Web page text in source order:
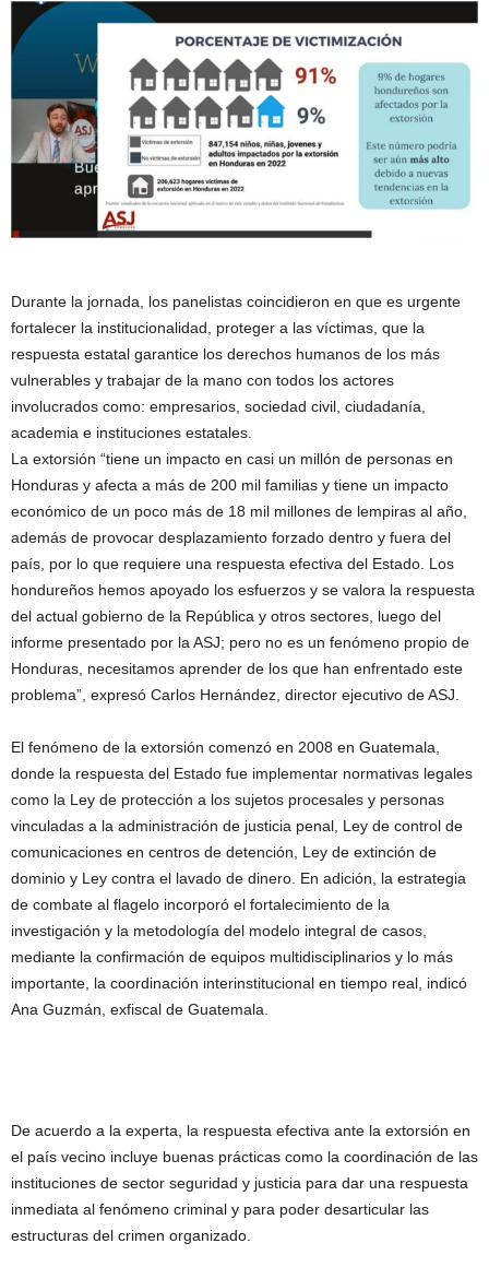
Durante la jornada, los panelistas coincidieron en que es urgente
fortalecer la institucionalidad, proteger a las víctimas, que la
respuesta estatal garantice los derechos humanos de los más
vulnerables y trabajar de la mano con todos los actores
involucrados como: empresarios, sociedad civil, ciudadanía,
academia e instituciones estatales.
La extorsión “tiene un impacto en casi un millón de personas en
Honduras y afecta a más de 200 mil familias y tiene un impacto
económico de un poco más de 18 mil millones de lempiras al año,
además de provocar desplazamiento forzado dentro y fuera del
país, por lo que requiere una respuesta efectiva del Estado. Los
hondureños hemos apoyado los esfuerzos y se valora la respuesta
del actual gobierno de la República y otros sectores, luego del
informe presentado por la ASJ; pero no es un fenómeno propio de
Honduras, necesitamos aprender de los que han enfrentado este
problema”, expresó Carlos Hernández, director ejecutivo de ASJ.
El fenómeno de la extorsión comenzó en 2008 en Guatemala,
donde la respuesta del Estado fue implementar normativas legales
como la Ley de protección a los sujetos procesales y personas
vinculadas a la administración de justicia penal, Ley de control de
comunicaciones en centros de detención, Ley de extinción de
dominio y Ley contra el lavado de dinero. En adición, la estrategia
de combate al flagelo incorporó el fortalecimiento de la
investigación y la metodología del modelo integral de casos,
mediante la confirmación de equipos multidisciplinarios y lo más
importante, la coordinación interinstitucional en tiempo real, indicó
Ana Guzmán, exfiscal de Guatemala.
De acuerdo a la experta, la respuesta efectiva ante la extorsión en
el país vecino incluye buenas prácticas como la coordinación de las
instituciones de sector seguridad y justicia para dar una respuesta
inmediata al fenómeno criminal y para poder desarticular las
estructuras del crimen organizado.